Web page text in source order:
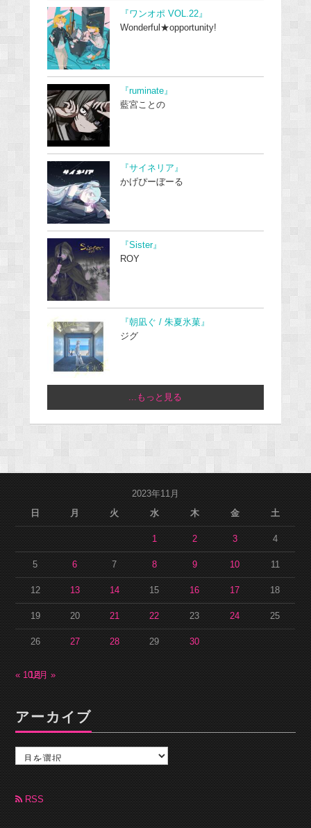
『ワンオポ VOL.22』
Wonderful★opportunity!
『ruminate』
藍宮ことの
『サイネリア』
かげぴーぼーる
『Sister』
ROY
『朝凪ぐ / 朱夏氷菓』
ジグ
...もっと見る
2023年11月
日
月 火 水 木 金 土
1 2 3 4
5 6 7 8 9 10 11
12 13 14 15 16 17 18
19 20 21 22 23 24 25
26 27 28 29 30
« 10月12月 »
アーカイブ
カ
ブ RSS